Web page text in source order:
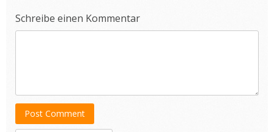
Schreibe einen Kommentar
Post Comment